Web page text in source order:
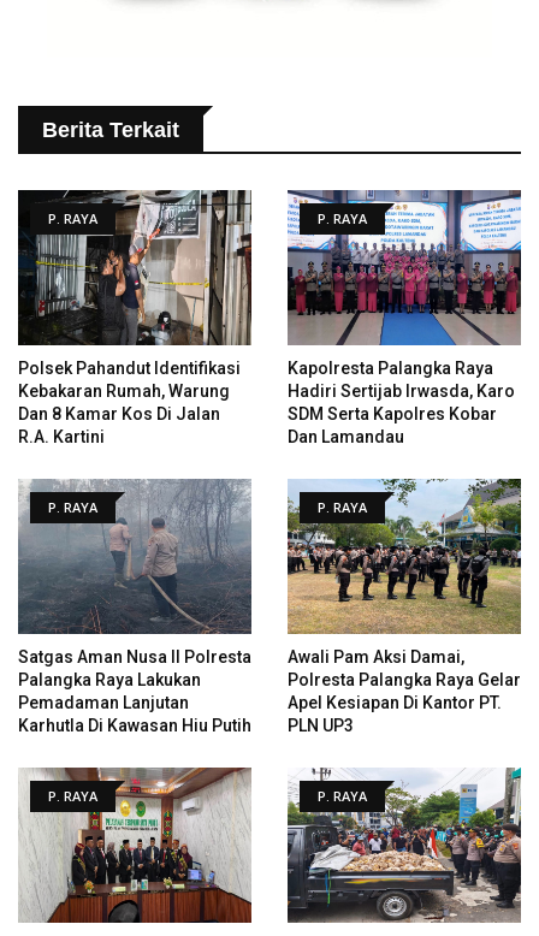
Berita Terkait
P. RAYA
Polsek Pahandut Identifikasi
Kebakaran Rumah, Warung
Dan 8 Kamar Kos Di Jalan
R.A. Kartini
P. RAYA
Kapolresta Palangka Raya
Hadiri Sertijab Irwasda, Karo
SDM Serta Kapolres Kobar
Dan Lamandau
P. RAYA
Satgas Aman Nusa II Polresta
Palangka Raya Lakukan
Pemadaman Lanjutan
Karhutla Di Kawasan Hiu Putih
P. RAYA
Awali Pam Aksi Damai,
Polresta Palangka Raya Gelar
Apel Kesiapan Di Kantor PT.
PLN UP3
P. RAYA P. RAYA